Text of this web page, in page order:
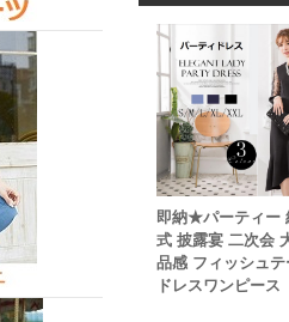
即納★パーティー
式 披露宴 二次会
品感 フィッシュテ
ドレスワンピース